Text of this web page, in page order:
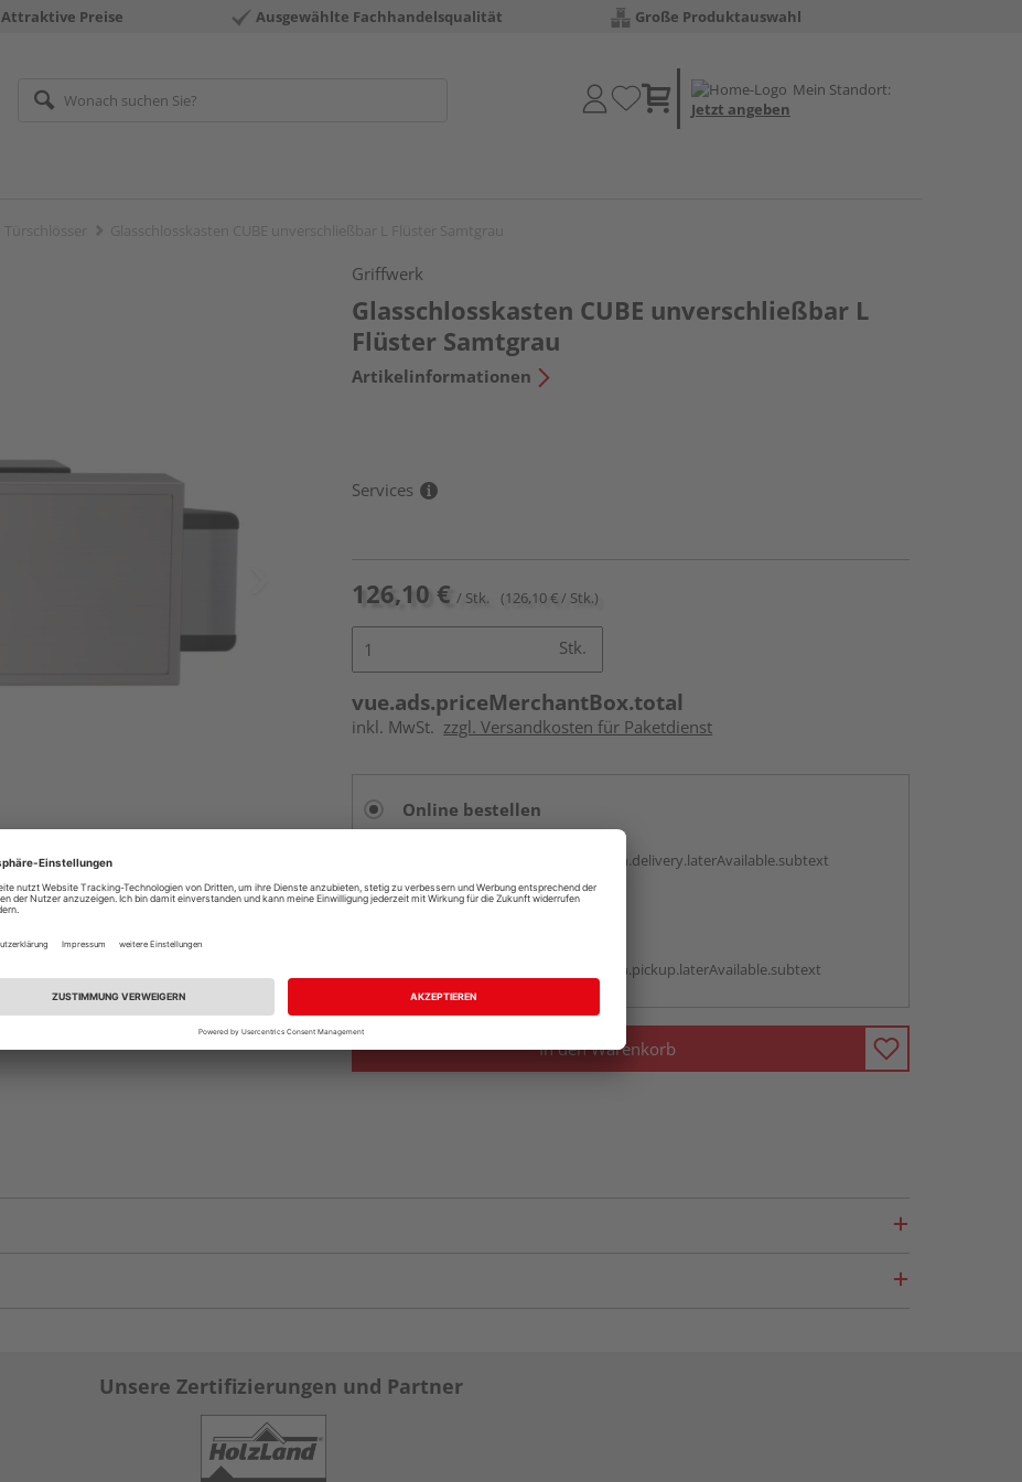
Attraktive Preise Ausgewählte Fachhandelsqualität Große Produktauswahl
Mein Standort:
Jetzt angeben
Griffwerk
Glasschlosskasten CUBE unverschließbar L
Flüster Samtgrau
Artikelinformationen
Services
126,10 € / Stk. (126,10 € / Stk.)
Stk.
vue.ads.priceMerchantBox.total
inkl. MwSt. zzgl. Versandkosten für Paketdienst
Online bestellen
vue.ads.priceMerchantBox.option.delivery.laterAvailable.subtext
vue.ads.priceMerchantBox.option.pickup.laterAvailable.subtext
In den Warenkorb
Unsere Zertifizierungen und Partner